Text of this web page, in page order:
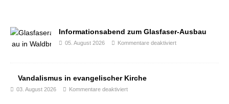
Informationsabend zum Glasfaser-Ausbau
05. August 2026 Kommentare deaktiviert
Vandalismus in evangelischer Kirche
03. August 2026 Kommentare deaktiviert